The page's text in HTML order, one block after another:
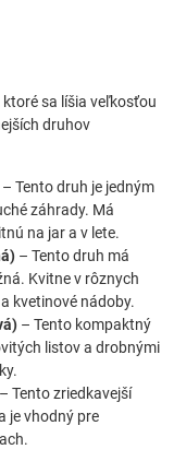
sa líšia veľkosťou
druhov
– Tento druh je jedným
záhrady. Má
na jar a v lete.
– Tento druh má
Kvitne v rôznych
kvetinové nádoby.
– Tento kompaktný
listov a drobnými
– Tento zriedkavejší
je vhodný pre